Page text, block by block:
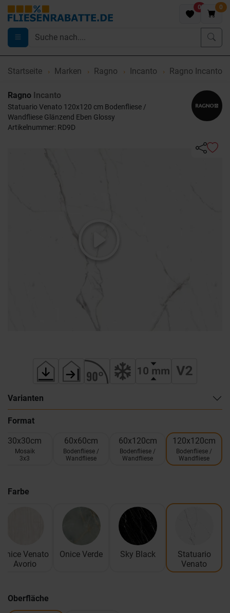
0 0
Startseite Marken Ragno Incanto Ragno Incanto
Ragno Incanto
Statuario Venato 120x120 cm Bodenfliese /
Wandfliese Glänzend Eben Glossy
Artikelnummer: RD9D
Varianten
Format
30x30cm
Mosaik
3x3
60x60cm
Bodenfliese /
Wandfliese
60x120cm
Bodenfliese /
Wandfliese
120x120cm
Bodenfliese /
Wandfliese
Farbe
Onice Venato
Avorio
Onice Verde Sky Black
Statuario
Venato
Oberfläche